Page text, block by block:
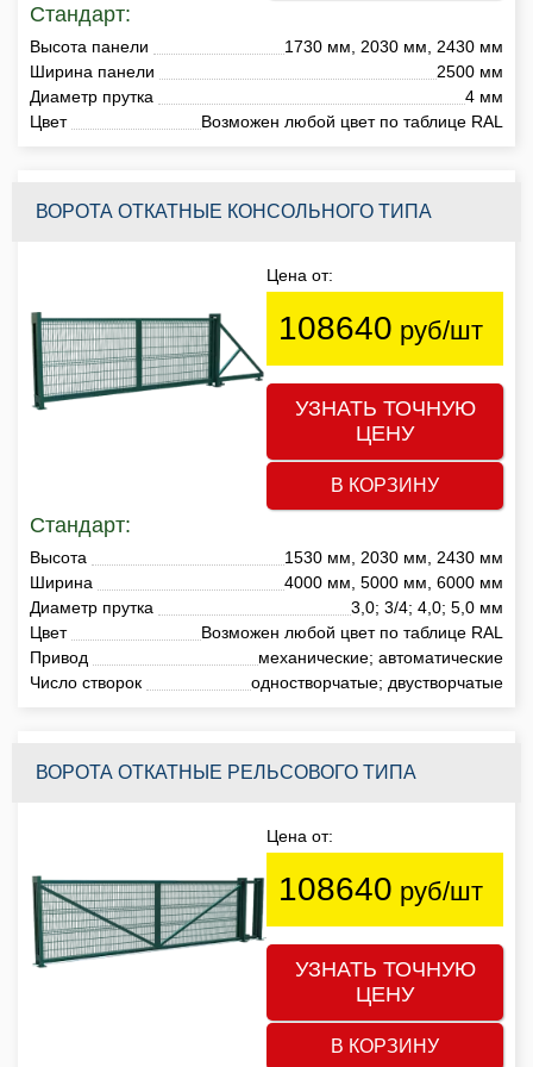
Стандарт:
Высота панели
1730 мм, 2030 мм, 2430 мм
Ширина панели
2500 мм
Диаметр прутка
4 мм
Цвет
Возможен любой цвет по таблице RAL
ВОРОТА ОТКАТНЫЕ КОНСОЛЬНОГО ТИПА
Цена от:
108640 руб/шт
УЗНАТЬ ТОЧНУЮ
ЦЕНУ
В КОРЗИНУ
Стандарт:
Высота
1530 мм, 2030 мм, 2430 мм
Ширина
4000 мм, 5000 мм, 6000 мм
Диаметр прутка
3,0; 3/4; 4,0; 5,0 мм
Цвет
Возможен любой цвет по таблице RAL
Привод
механические; автоматические
Число створок
одностворчатые; двустворчатые
ВОРОТА ОТКАТНЫЕ РЕЛЬСОВОГО ТИПА
Цена от:
108640 руб/шт
УЗНАТЬ ТОЧНУЮ
ЦЕНУ
В КОРЗИНУ